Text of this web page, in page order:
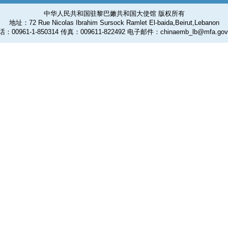
中华人民共和国驻黎巴嫩共和国大使馆 版权所有
地址：72 Rue Nicolas Ibrahim Sursock Ramlet El-baida,Beirut,Lebanon
：00961-1-850314 传真：009611-822492 电子邮件：